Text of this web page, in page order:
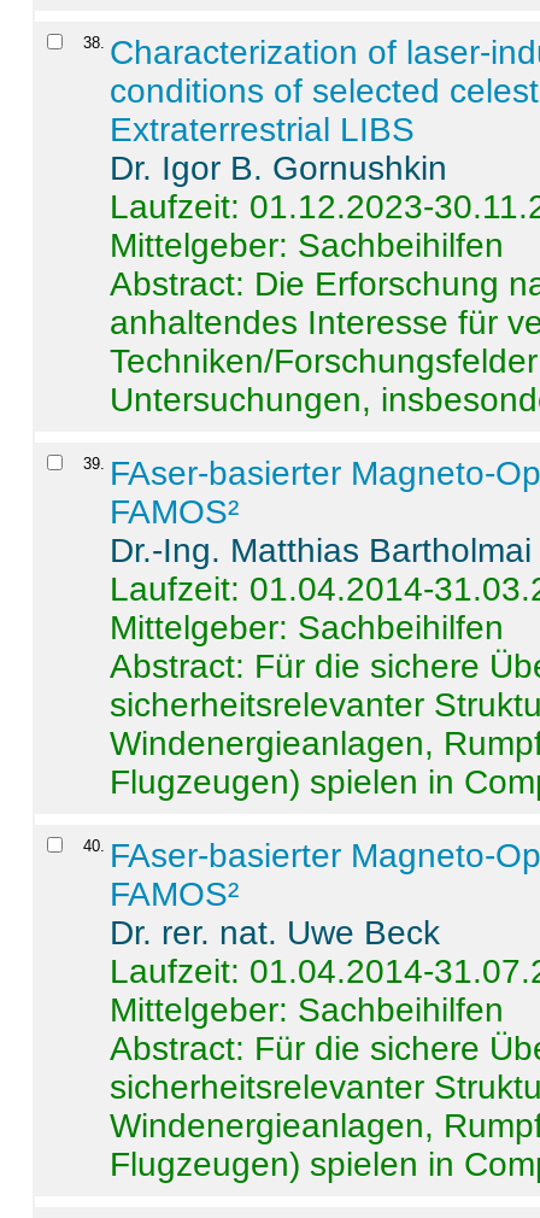
38. Characterization of laser-
conditions of selected
Extraterrestrial LIBS
Dr. Igor B. Gornushkin
Laufzeit: 01.12.2023-
Mittelgeber: Sachbeihilfen
Abstract: Die Erforschung
anhaltendes Interesse für
Techniken/
Untersuchungen,
39. FAser-basierter Magneto-
FAMOS²
Dr.-Ing. Matthias Bartholmai
Laufzeit: 01.04.2014-
Mittelgeber: Sachbeihilfen
Abstract: Für die sichere
sicherheitsrelevanter
Windenergieanlagen,
Flugzeugen) spielen in
40. FAser-basierter Magneto-
FAMOS²
Dr. rer. nat. Uwe Beck
Laufzeit: 01.04.2014-
Mittelgeber: Sachbeihilfen
Abstract: Für die sichere
sicherheitsrelevanter
Windenergieanlagen,
Flugzeugen) spielen in